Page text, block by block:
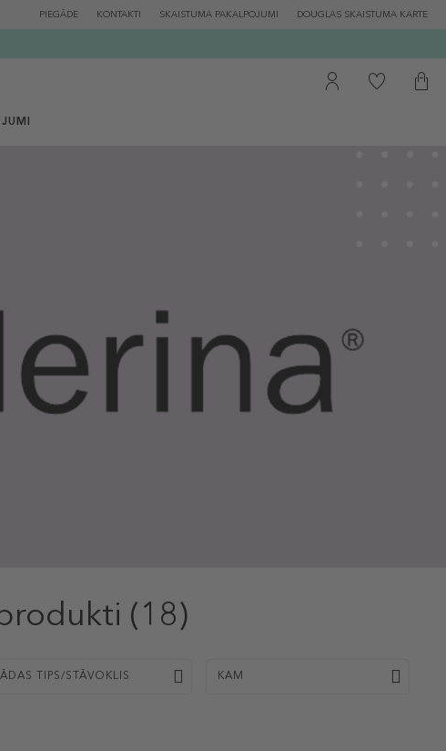
PIEGĀDE KONTAKTI SKAISTUMA PAKALPOJUMI DOUGLAS SKAISTUMA KARTE
(18)
ĀDAS TIPS/STĀVOKLIS KAM